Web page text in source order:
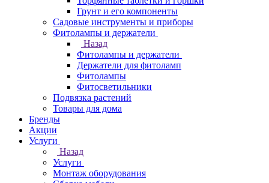
Грунт и его компоненты
Садовые инструменты и приборы
Фитолампы и держатели
Назад
Фитолампы и держатели
Держатели для фитоламп
Фитолампы
Фитосветильники
Подвязка растений
Товары для дома
Бренды
Акции
Услуги
Назад
Услуги
Монтаж оборудования